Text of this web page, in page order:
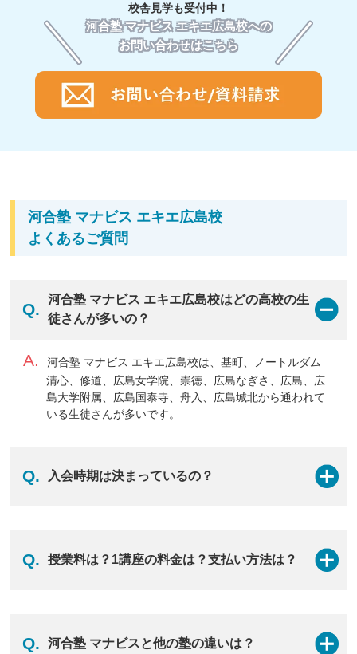
02
アドバイザー
へ。
受験勉強は、一人だけで頑張る必要はありません。自
己管理が苦手な高校生も大丈夫。マナビスでは、受験
習の悩みをサポートする大学生のアシスタントアドバ
イザーがあなたの強い味方です。あなたの学力を上
校舎見学も受付中！
河合塾 マナビス エキエ広島校への
お問い合わせはこちら
河合塾 マナビス エキエ広島校
よくあるご質問
Q.
河合塾 マナビス エキエ広島校はどの高校の生
徒さんが多いの？
A.
河合塾 マナビス エキエ広島校は、基町、ノートルダム
清心、修道、広島女学院、崇徳、広島なぎさ、広島、広
島大学附属、広島国泰寺、舟入、広島城北から通われて
いる生徒さんが多いです。
Q. 入会時期は決まっているの？
学年・学期を問わず、いつどの
レベルからでも授業をスタートさせることが可能です。
Q. 授業料は？1講座の料金は？支払い方法は？
Q. 河合塾 マナビスと他の塾の違いは？